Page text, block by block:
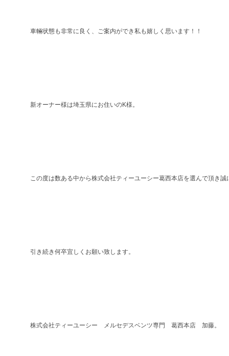
車輛状態も非常に良く、ご案内ができ私も嬉しく思います！！
新オーナー様は埼玉県にお住いのK様。
この度は数ある中から株式会社ティーユーシー葛西本店を選んで頂き誠
引き続き何卒宜しくお願い致します。
株式会社ティーユーシー メルセデスベンツ専門 葛西本店 加藤。